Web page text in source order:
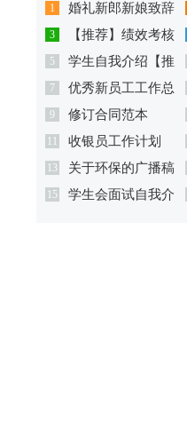
1 婚礼新郎新娘致辞
3
【推荐】绩效考核
方案
5
学生自我介绍【推
荐】
7
优秀新员工工作总
结
9 修订合同范本
11 收银员工作计划
13
关于环保的广播稿
(汇编15篇)
15
学生会面试自我介